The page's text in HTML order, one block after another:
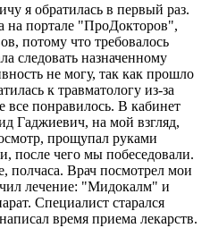
я обратилась в первый раз.
на портале "ПроДокторов",
потому что требовалось
следовать назначенному
не могу, так как прошло
к травматологу из-за
понравилось. В кабинет
Гаджиевич, на мой взгляд,
прощупал руками
после чего мы побеседовали.
полчаса. Врач посмотрел мои
лечение: "Мидокалм" и
Специалист старался
время приема лекарств.